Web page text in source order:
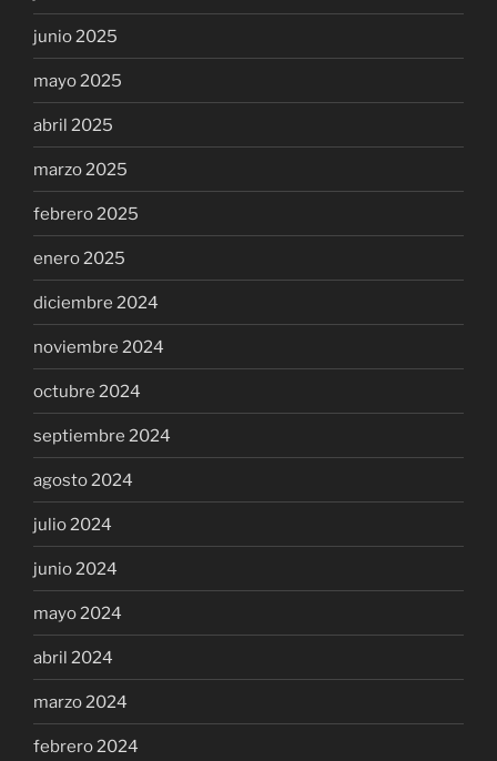
junio 2025
mayo 2025
abril 2025
marzo 2025
febrero 2025
enero 2025
diciembre 2024
noviembre 2024
octubre 2024
septiembre 2024
agosto 2024
julio 2024
junio 2024
mayo 2024
abril 2024
marzo 2024
febrero 2024